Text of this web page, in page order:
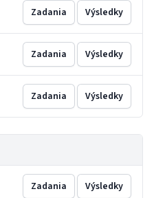
Zadania Výsledky
Zadania Výsledky
Zadania Výsledky
Zadania Výsledky